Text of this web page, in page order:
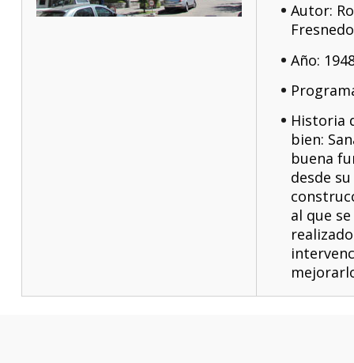
Autor:
Año:
Historia
bien:
buena
desde su
al que